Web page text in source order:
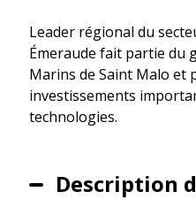
Leader régional du
Émeraude fait partie du
Marins de Saint Malo et
investissements
technologies.
Description